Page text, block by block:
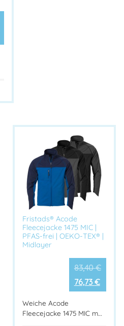
Fristads® Acode
Fleecejacke 1475 MIC |
PFAS-frei | OEKO-TEX® |
Midlayer
83,40€
76,73 €
Weiche Acode
Fleecejacke 1475 MIC m…